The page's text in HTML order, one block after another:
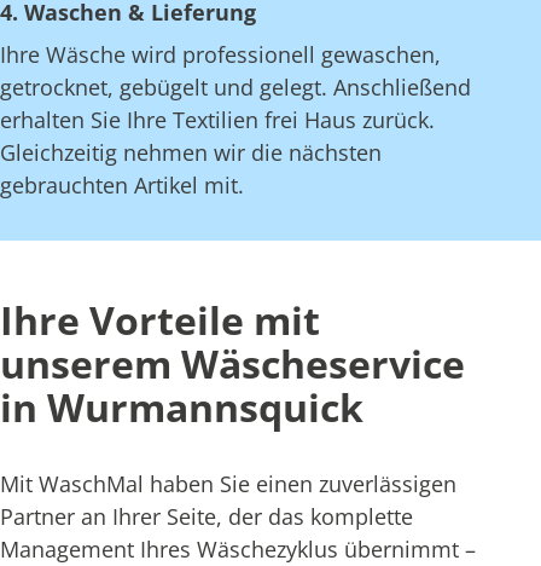
4. Waschen & Lieferung
Ihre Wäsche wird professionell gewaschen,
getrocknet, gebügelt und gelegt. Anschließend
erhalten Sie Ihre Textilien frei Haus zurück.
Gleichzeitig nehmen wir die nächsten
gebrauchten Artikel mit.
Ihre Vorteile mit
unserem Wäscheservice
in Wurmannsquick
Mit WaschMal haben Sie einen zuverlässigen
Partner an Ihrer Seite, der das komplette
Management Ihres Wäschezyklus übernimmt –